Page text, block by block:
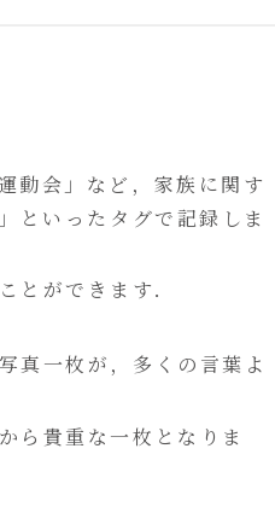
動会」など，家族に関す
といったタグで記録しま
とができます．
真一枚が，多くの言葉よ
ら貴重な一枚となりま